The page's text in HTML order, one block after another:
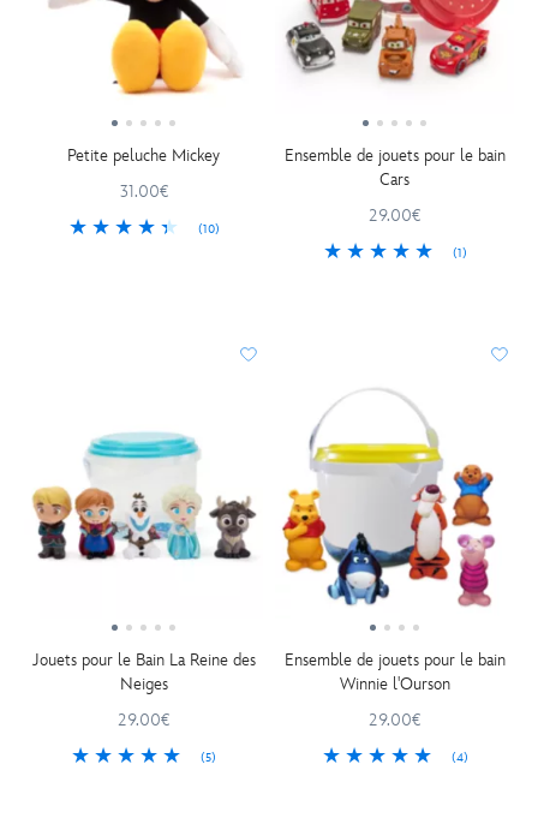
Petite peluche Mickey
31.00€
(10)
Ensemble de jouets pour le bain
Cars
29.00€
(1)
Jouets pour le Bain La Reine des
Neiges
29.00€
(5)
Ensemble de jouets pour le bain
Winnie l'Ourson
29.00€
(4)